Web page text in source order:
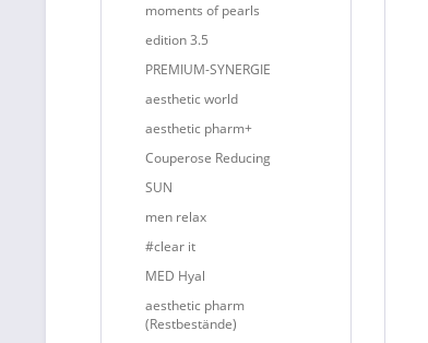
moments of pearls
edition 3.5
PREMIUM-SYNERGIE
aesthetic world
aesthetic pharm+
Couperose Reducing
SUN
men relax
#clear it
MED Hyal
aesthetic pharm
(Restbestände)